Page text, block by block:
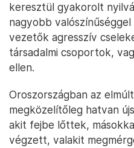
keresztül gyakorolt
nagyobb
vezetők agresszív
társadalmi csoportok,
ellen.
Oroszországban az
megközelítőleg hatvan
akit fejbe lőttek,
végzett, valakit